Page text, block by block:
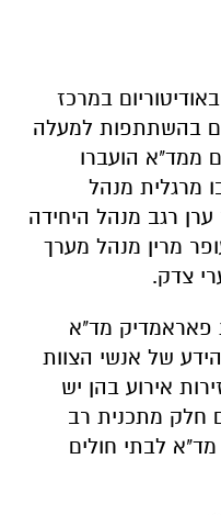
במרכז
בהשתתפות למעלה
ממד"א הועברו
מרגלית מנהל
ערן רגב מנהל היחידה
מרין מנהל מערך
צדק.
מד"א
של אנשי הצוות
אירוע בהן יש
חלק מתכנית רב
לבתי חולים